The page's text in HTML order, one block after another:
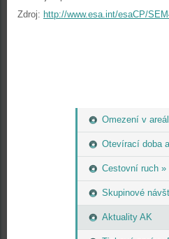
Omezení v
Otevírací doba
Cestovní ruch »
Skupinové
Aktuality AK
Zdroj: http://www.esa.int/esaCP/